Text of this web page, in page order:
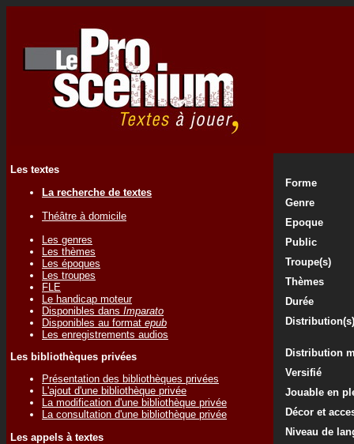
Les textes
La recherche de textes
Théâtre à domicile
Les genres
Les thèmes
Les époques
Les troupes
FLE
Le handicap moteur
Disponibles dans Imparato
Disponibles au format epub
Les enregistrements audios
Les bibliothèques privées
Présentation des bibliothèques privées
L'ajout d'une bibliothèque privée
La modification d'une bibliothèque privée
La consultation d'une bibliothèque privée
Les appels à textes
Forme
Genre
Epoque
Public
Troupe(s)
Thèmes
Durée
Distribution(s)
Distribution
Versifié
Jouable en
Décor et
Niveau de